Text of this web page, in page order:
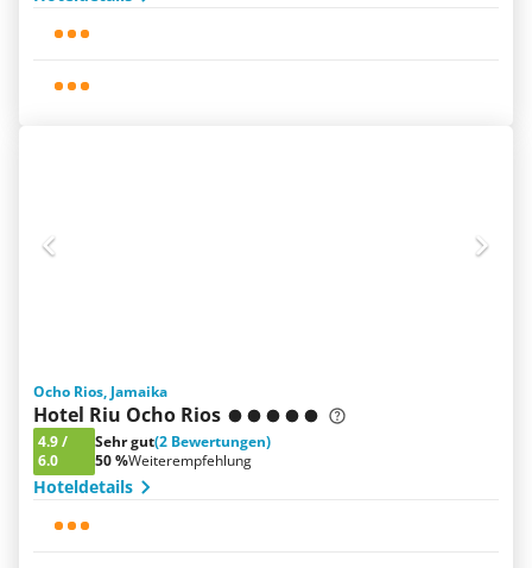
Ocho Rios, Jamaika
Hotel Riu Ocho Rios
4.9/
6.0
Sehr gut(2 Bewertungen)
50 %Weiterempfehlung
Hoteldetails